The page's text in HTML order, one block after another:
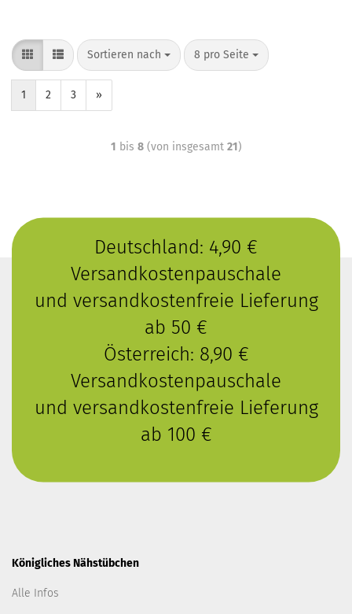
Sortieren nach 8 pro Seite
1 2 3 »
1 bis 8(von insgesamt 21)
Deutschland: 4,90 €
Versandkostenpauschale
und versandkostenfreie Lieferung
ab 50 €
Österreich: 8,90 €
Versandkostenpauschale
und versandkostenfreie Lieferung
ab 100 €
Königliches Nähstübchen
Alle Infos